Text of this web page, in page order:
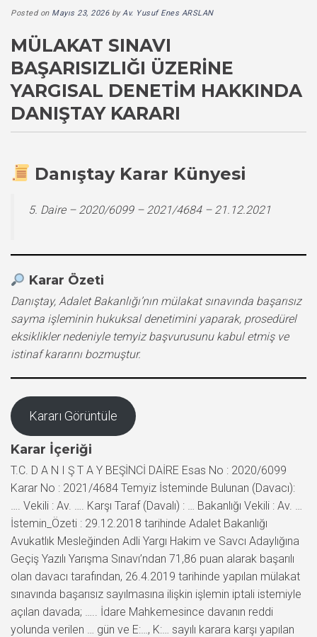
Posted on Mayıs 23, 2026byAv. Yusuf Enes ARSLAN
MÜLAKAT SINAVI
BAŞARISIZLIĞI ÜZERINE
YARGISAL DENETIM HAKKINDA
DANIŞTAY KARARI
Danıştay Karar Künyesi
5. Daire – 2020/6099 – 2021/4684 – 21.12.2021
Karar Özeti
Danıştay, Adalet Bakanlığı’nın mülakat sınavında başarısız
sayma işleminin hukuksal denetimini yaparak, prosedürel
eksiklikler nedeniyle temyiz başvurusunu kabul etmiş ve
istinaf kararını bozmuştur.
Kararı Görüntüle
Karar İçeriği
T.C. D A N I Ş T A Y BEŞİNCİ DAİRE Esas No : 2020/6099
Karar No : 2021/4684 Temyiz İsteminde Bulunan (Davacı):
…. Vekili : Av. …. Karşı Taraf (Davalı) : … Bakanlığı Vekili : Av. …
İstemin_Özeti : 29.12.2018 tarihinde Adalet Bakanlığı
Avukatlık Mesleğinden Adli Yargı Hakim ve Savcı Adaylığına
Geçiş Yazılı Yarışma Sınavı’ndan 71,86 puan alarak başarılı
olan davacı tarafından, 26.4.2019 tarihinde yapılan mülakat
sınavında başarısız sayılmasına ilişkin işlemin iptali istemiyle
açılan davada; ….. İdare Mahkemesince davanın reddi
yolunda verilen … gün ve E:…, K:… sayılı karara karşı yapılan